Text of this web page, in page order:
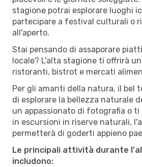
stagione potrai esplorare luoghi
partecipare a festival culturali o
all'aperto.
Stai pensando di assaporare
locale? L'alta stagione ti offrirà
ristoranti, bistrot e mercati
Per gli amanti della natura, il bel
di esplorare la bellezza naturale
un appassionato di fotografia o
in escursioni in riserve naturali,
permetterà di goderti appieno
Le principali attività durante
includono: